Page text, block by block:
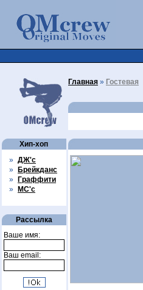
Хип-хоп
» ДЖ'с
»
Брейкданс
»
Граффити
»
МС'с
Рассылка
Ваше имя:
Ваш email:
Главная » Гостевая